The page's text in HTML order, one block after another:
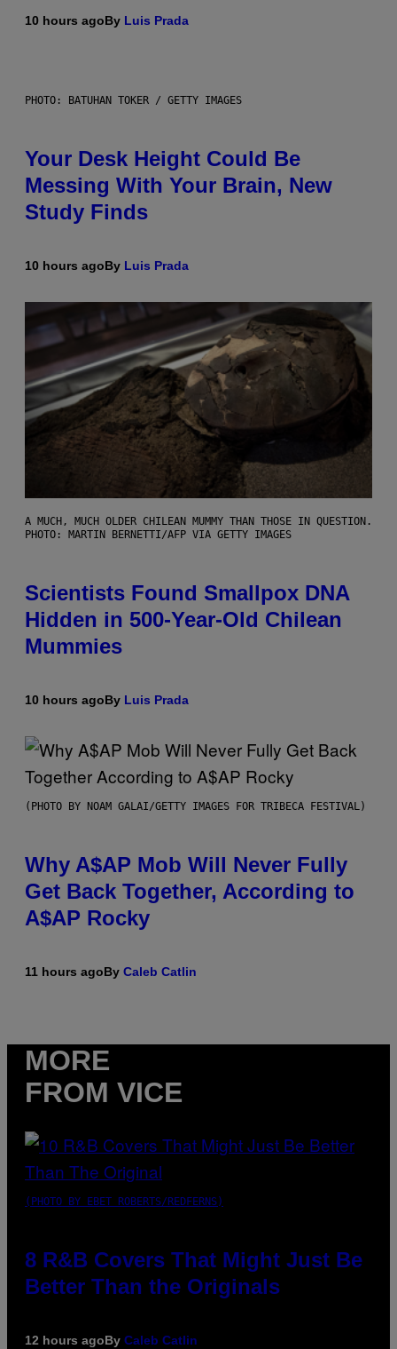
10 hours agoBy Luis Prada
PHOTO: BATUHAN TOKER / GETTY IMAGES
Your Desk Height Could Be
Messing With Your Brain, New
Study Finds
10 hours agoBy Luis Prada
A MUCH, MUCH OLDER CHILEAN MUMMY THAN THOSE IN QUESTION.
PHOTO: MARTIN BERNETTI/AFP VIA GETTY IMAGES
Scientists Found Smallpox DNA
Hidden in 500-Year-Old Chilean
Mummies
10 hours agoBy Luis Prada
(PHOTO BY NOAM GALAI/GETTY IMAGES FOR TRIBECA FESTIVAL)
Why A$AP Mob Will Never Fully
Get Back Together, According to
A$AP Rocky
11 hours agoBy Caleb Catlin
MORE
FROM VICE
(PHOTO BY EBET ROBERTS/REDFERNS)
8 R&B Covers That Might Just Be
Better Than the Originals
12 hours agoBy Caleb Catlin